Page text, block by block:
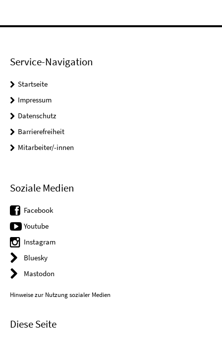
Service-Navigation
Startseite
Impressum
Datenschutz
Barrierefreiheit
Mitarbeiter/-innen
Soziale Medien
Facebook
Youtube
Instagram
Bluesky
Mastodon
Hinweise zur Nutzung sozialer Medien
Diese Seite